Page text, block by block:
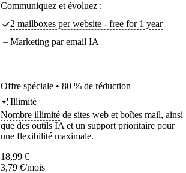
Communiquez et évoluez :
2 mailboxes per website - free for 1 year
Marketing par email IA
Offre spéciale • 80 % de réduction
Illimité
Nombre illimité de sites web et boîtes mail, ainsi
que des outils IA et un support prioritaire pour
une flexibilité maximale.
18,99 €
3,79 €/mois